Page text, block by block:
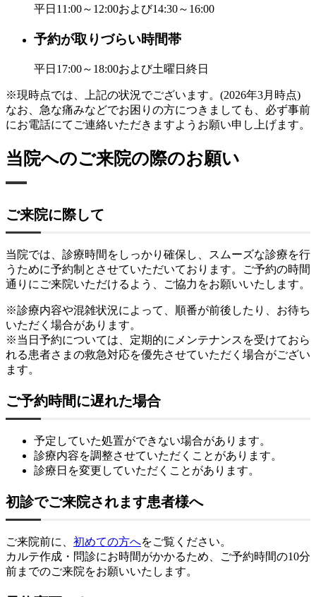
平日11:00～12:00および14:30～16:00
予約が取りづらい時間帯
平日17:00～18:00および土曜日終日
※現時点では、上記の状況でございます。(2026年3月時点)
なお、急な痛みなどでお困りの方につきましても、必ず事前
にお電話にてご連絡いただきますようお願い申し上げます。
当院へのご来院の際のお願い
ご来院に際して
当院では、診療時間をしっかり確保し、スムーズな診療を行
うために予約制とさせていただいております。ご予約の時間
通りにご来院いただけるよう、ご協力をお願いいたします。
※診療内容や混雑状況によって、順番が前後したり、お待ち
いただく場合があります。
※当日予約については、定期的にメンテナンスを受けておら
れる患者さまの救急対応を優先させていただく場合がござい
ます。
ご予約時間に遅れた場合
予定していた処置ができない場合があります。
診療内容を調整させていただくことがあります。
診療日を変更していただくことがあります。
初診でご来院されます患者様へ
ご来院前に、 初めての方へをご覧ください。
カルテ作成・問診にお時間がかかるため、ご予約時間の10分
前までのご来院をお願いいたします。